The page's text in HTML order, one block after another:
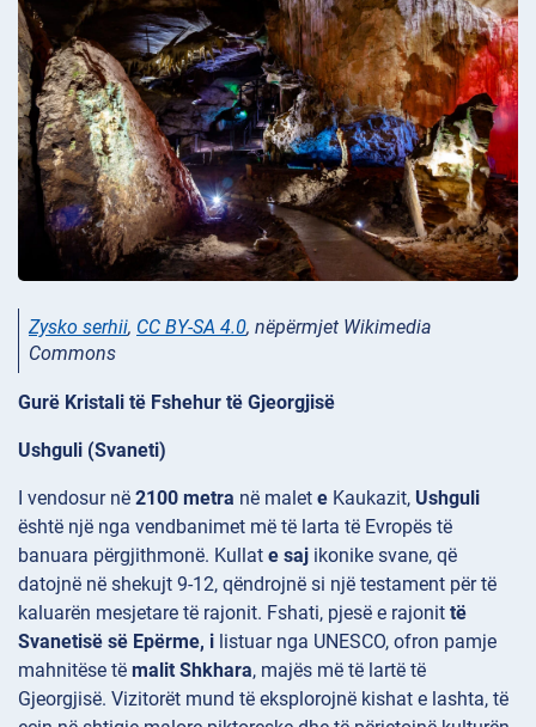
Zysko serhii, CC BY-SA 4.0, nëpërmjet Wikimedia
Commons
Gurë Kristali të Fshehur të Gjeorgjisë
Ushguli (Svaneti)
I vendosur në 2100 metra në malet e Kaukazit, Ushguli
është një nga vendbanimet më të larta të Evropës të
banuara përgjithmonë. Kullat e saj ikonike svane, që
datojnë në shekujt 9-12, qëndrojnë si një testament për të
kaluarën mesjetare të rajonit. Fshati, pjesë e rajonit të
Svanetisë së Epërme, i listuar nga UNESCO, ofron pamje
mahnitëse të malit Shkhara, majës më të lartë të
Gjeorgjisë. Vizitorët mund të eksplorojnë kishat e lashta, të